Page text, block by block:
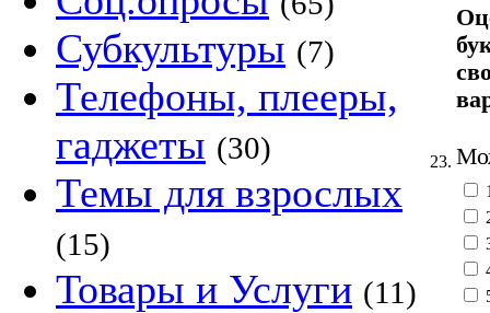
Субкультуры (7)
Телефоны, плееры,
гаджеты (30)
Темы для взрослых
(15)
Товары и Услуги (11)
23.